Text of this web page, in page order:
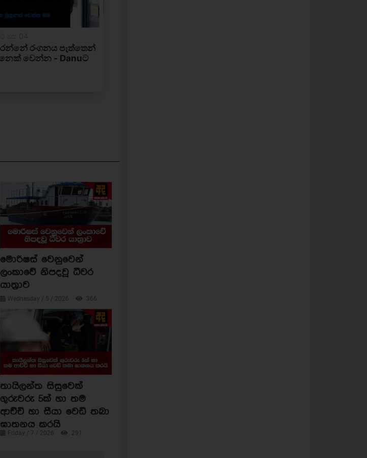
මොරිෂස් වෙනුවෙන්
ලංකාවේ නිපදවූ ධීවර
යාත්‍රාව
Wednesday / 5 / 2026 366
තායිලන්ත සිසුවෙක්
ගුරුවරු 5ක් හා තම
ආච්චි හා සීයා වෙඩි තබා
ඝාතනය කරයි
Friday / 7 / 2026 291